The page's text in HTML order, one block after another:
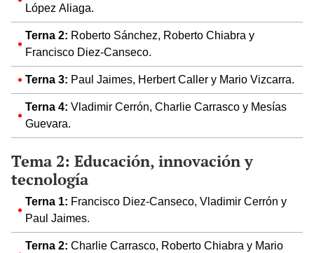
López Aliaga.
Terna 2: Roberto Sánchez, Roberto Chiabra y
Francisco Diez-Canseco.
Terna 3: Paul Jaimes, Herbert Caller y Mario Vizcarra.
Terna 4: Vladimir Cerrón, Charlie Carrasco y Mesías
Guevara.
Tema 2: Educación, innovación y
tecnología
Terna 1: Francisco Diez-Canseco, Vladimir Cerrón y
Paul Jaimes.
Terna 2: Charlie Carrasco, Roberto Chiabra y Mario